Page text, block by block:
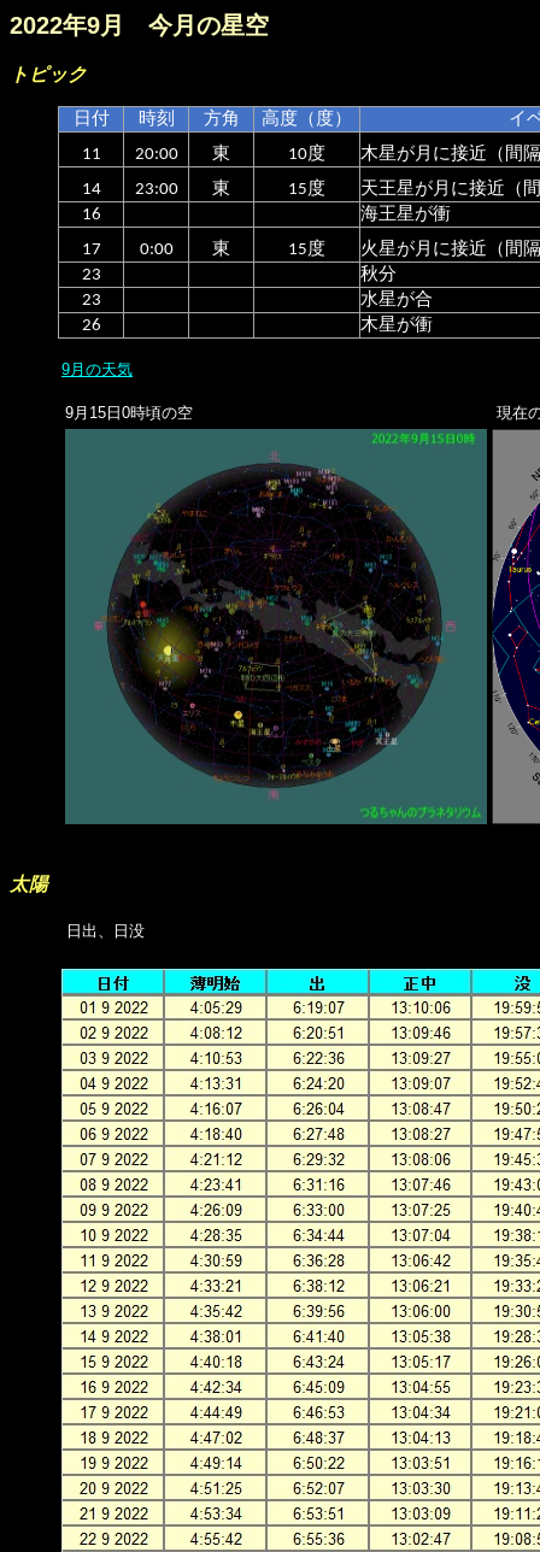
2022年9月 今月の星空
トピック
日付 時刻 方角 高度（度）
イ
11
20:00 東 10度
木星が月に接近（間
14
23:00 東 15度
天王星が月に接近（
16
海王星が衝
17
0:00 東 15度
火星が月に接近（間
23
秋分
23
水星が合
26
木星が衝
9月の天気
9月15日0時頃の空 現在
太陽
日出、日没